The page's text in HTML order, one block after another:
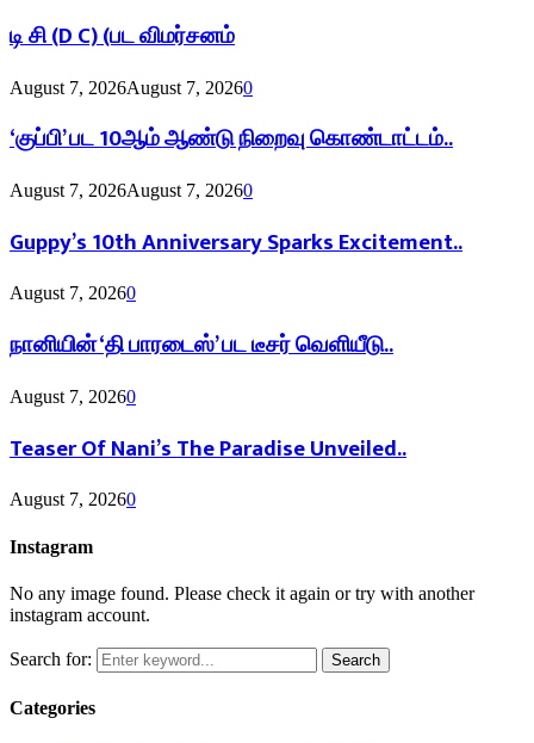
டி சி (D C) (பட விமர்சனம்
August 7, 2026August 7, 20260
‘குப்பி’ பட 10ஆம் ஆண்டு நிறைவு கொண்டாட்டம்..
August 7, 2026August 7, 20260
Guppy’s 10th Anniversary Sparks Excitement..
August 7, 20260
நானியின் ‘தி பாரடைஸ்’ பட டீசர் வெளியீடு..
August 7, 20260
Teaser Of Nani’s The Paradise Unveiled..
August 7, 20260
Instagram
No any image found. Please check it again or try with another
instagram account.
Search for: Search
Categories